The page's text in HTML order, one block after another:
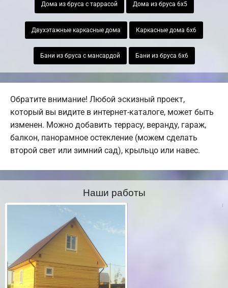
Дома из бруса с таррасой Дома из бруса 6х5
Двухэтажные каркасные дома Каркасные дома 6х6
Бани из бруса с мансардой Бани из бруса 6х6
Обратите внимание! Любой эскизный проект,
который вы видите в интернет-каталоге, может быть
изменен. Можно добавить террасу, веранду, гараж,
балкон, панорамное остекление (можем сделать
второй свет или зимний сад), крыльцо или навес.
Наши работы